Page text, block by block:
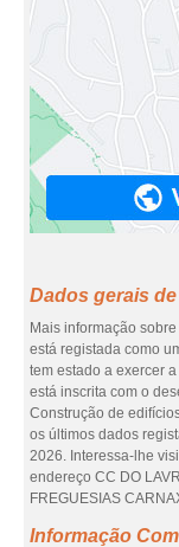
Dados gerais
Mais informação
está registada como
tem estado a exercer
está inscrita com o
Construção de
os últimos dados
2026. Interessa-lhe
endereço CC DO
FREGUESIAS
Informação